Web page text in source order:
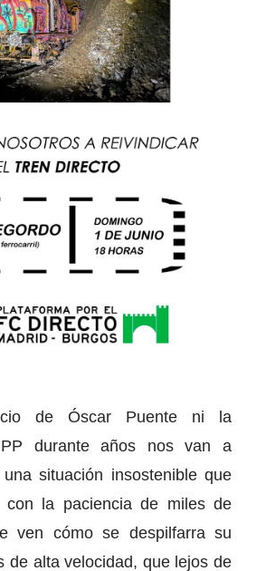
de Óscar Puente ni la
durante años nos van a
situación insostenible que
con la paciencia de miles de
ven cómo se despilfarra su
de alta velocidad, que lejos de